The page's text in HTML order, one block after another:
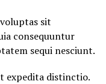
sit
consequuntur
sequi nesciunt.
expedita distinctio.